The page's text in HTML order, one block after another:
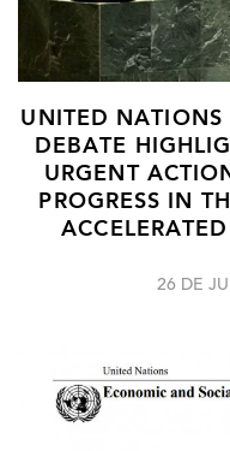
UNITED NATIONS
DEBATE
URGENT
PROGRESS IN
26 DE